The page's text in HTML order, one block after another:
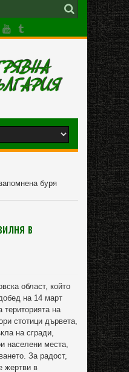
буря
в
област, който
на 14 март
територията на
стотици дървета,
на сгради,
населени места,
За радост,
жертви в